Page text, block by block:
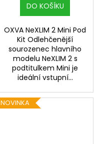
DO KOŠÍKU
OXVA NeXLIM 2 Mini Pod
Kit Odlehčenější
sourozenec hlavního
modelu NeXLIM 2 s
podtitulkem Mini je
ideální vstupní...
NOVINKA